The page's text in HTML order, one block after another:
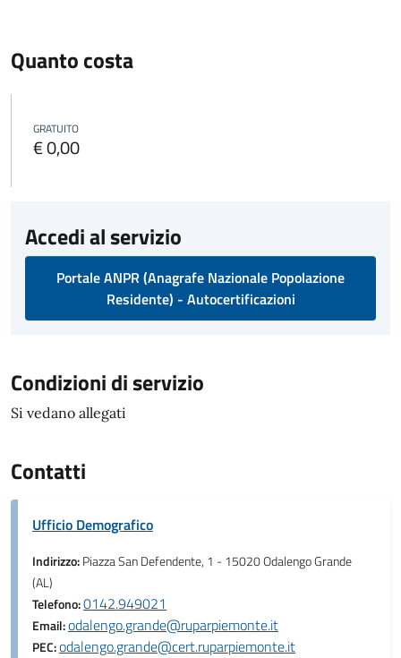
Quanto costa
GRATUITO
€ 0,00
Accedi al servizio
Portale ANPR (Anagrafe Nazionale Popolazione
Residente) - Autocertificazioni
Condizioni di servizio
Si vedano allegati
Contatti
Ufficio Demografico
Indirizzo:Piazza San Defendente, 1 - 15020 Odalengo Grande
(AL)
Telefono:0142.949021
Email:odalengo.grande@ruparpiemonte.it
PEC:odalengo.grande@cert.ruparpiemonte.it